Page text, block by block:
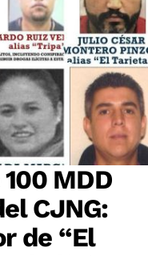
MDD
CJNG:
de “El